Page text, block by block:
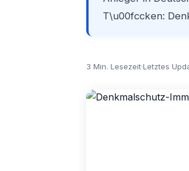
T\u00fccken:
3 Min. Lesezeit·Letztes